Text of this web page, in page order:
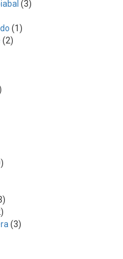
(3)
(1)
(2)
(3)